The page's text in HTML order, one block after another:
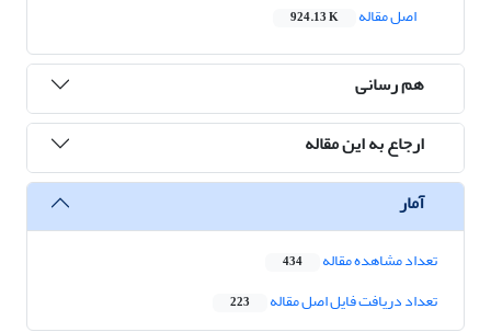
اصل مقاله
924.13 K
هم رسانی
ارجاع به این مقاله
آمار
تعداد مشاهده مقاله 434
تعداد دریافت فایل اصل مقاله 223